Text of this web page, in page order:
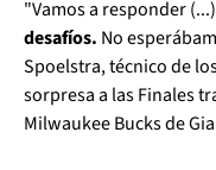
"Vamos a responder (...)
desafíos. No
Spoelstra, técnico de
sorpresa a las Finales
Milwaukee Bucks de